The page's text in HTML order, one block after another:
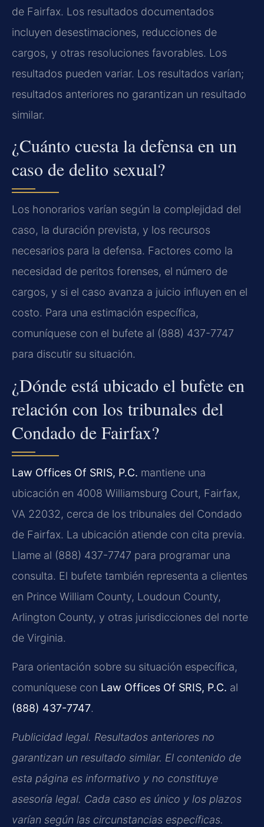
de Fairfax. Los resultados documentados
incluyen desestimaciones, reducciones de
cargos, y otras resoluciones favorables. Los
resultados pueden variar. Los resultados varían;
resultados anteriores no garantizan un resultado
similar.
¿Cuánto cuesta la defensa en un
caso de delito sexual?
Los honorarios varían según la complejidad del
caso, la duración prevista, y los recursos
necesarios para la defensa. Factores como la
necesidad de peritos forenses, el número de
cargos, y si el caso avanza a juicio influyen en el
costo. Para una estimación específica,
comuníquese con el bufete al (888) 437-7747
para discutir su situación.
¿Dónde está ubicado el bufete en
relación con los tribunales del
Condado de Fairfax?
Law Offices Of SRIS, P.C. mantiene una
ubicación en 4008 Williamsburg Court, Fairfax,
VA 22032, cerca de los tribunales del Condado
de Fairfax. La ubicación atiende con cita previa.
Llame al (888) 437-7747 para programar una
consulta. El bufete también representa a clientes
en Prince William County, Loudoun County,
Arlington County, y otras jurisdicciones del norte
de Virginia.
Para orientación sobre su situación específica,
comuníquese con Law Offices Of SRIS, P.C. al
(888) 437-7747.
Publicidad legal. Resultados anteriores no
garantizan un resultado similar. El contenido de
esta página es informativo y no constituye
asesoría legal. Cada caso es único y los plazos
varían según las circunstancias específicas.